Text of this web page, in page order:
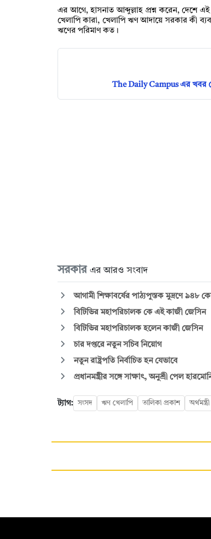
এর আগে, হাসনাত আব্দুল্লাহ প্রশ্ন করেন, দেশে
খেলাপি কারা, খেলাপি ঋণ আদায়ে সরকার কী
ঋণের পরিমাণ কত।
The Daily Campus এর খবর
সরকার এর আরও সংবাদ
আগামী শিক্ষাবর্ষের পাঠ্যপুস্তক মুদ্রণে ৯৪৮
বিটিভির মহাপরিচালক কে এই কাজী জেসিন
বিটিভির মহাপরিচালক হলেন কাজী জেসিন
চার দপ্তরে নতুন সচিব নিয়োগ
নতুন রাষ্ট্রপতি নির্বাচিত হন যেভাবে
প্রধানমন্ত্রীর সঙ্গে সাক্ষাৎ, অনুশ্রী পেল
ট্যাগ: সংসদ ঋণ খেলাপি তালিকা প্রকাশ অর্থমন্ত্রী